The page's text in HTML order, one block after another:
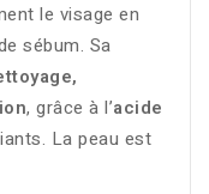
le visage en
sébum. Sa
, grâce à l’acide
La peau est